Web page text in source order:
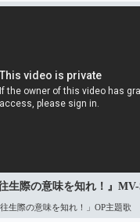
生際の意味を知れ！』
生際の意味を知れ！」OP主題歌